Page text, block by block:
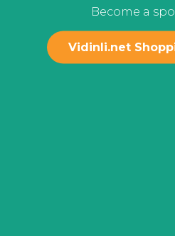
Become a
Vidinli.net